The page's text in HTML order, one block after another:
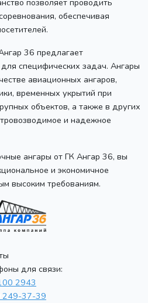
позволяет проводить
обеспечивая
36 предлагает
специфических задач. Ангары
авиационных ангаров,
временных укрытий при
объектов, а также в других
и надежное
ангары от ГК Ангар 36, вы
и экономичное
высоким требованиям.
для связи:
2943
249-37-39